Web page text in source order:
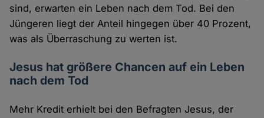
sind, erwarten ein Leben nach dem Tod. Bei den
Jüngeren liegt der Anteil hingegen über 40 Prozent,
was als Überraschung zu werten ist.
Jesus hat größere Chancen auf ein Leben
nach dem Tod
Mehr Kredit erhielt bei den Befragten Jesus, der